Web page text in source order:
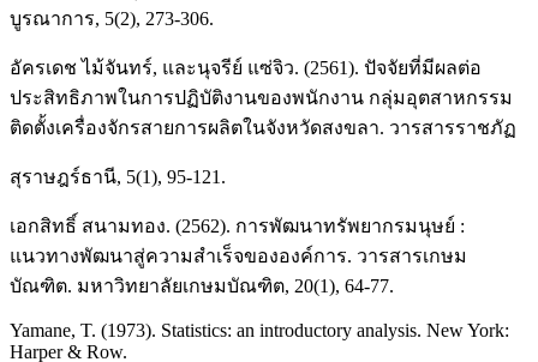
บูรณาการ, 5(2), 273-306.
อัครเดช ไม้จันทร์, และนุจรีย์ แซ่จิว. (2561). ปัจจัยที่มีผลต่อ
ประสิทธิภาพในการปฏิบัติงานของพนักงาน กลุ่มอุตสาหกรรม
ติดตั้งเครื่องจักรสายการผลิตในจังหวัดสงขลา. วารสารราชภัฏ
สุราษฎร์ธานี, 5(1), 95-121.
เอกสิทธิ์ สนามทอง. (2562). การพัฒนาทรัพยากรมนุษย์ :
แนวทางพัฒนาสู่ความสำเร็จขององค์การ. วารสารเกษม
บัณฑิต. มหาวิทยาลัยเกษมบัณฑิต, 20(1), 64-77.
Yamane, T. (1973). Statistics: an introductory analysis. New York:
Harper & Row.